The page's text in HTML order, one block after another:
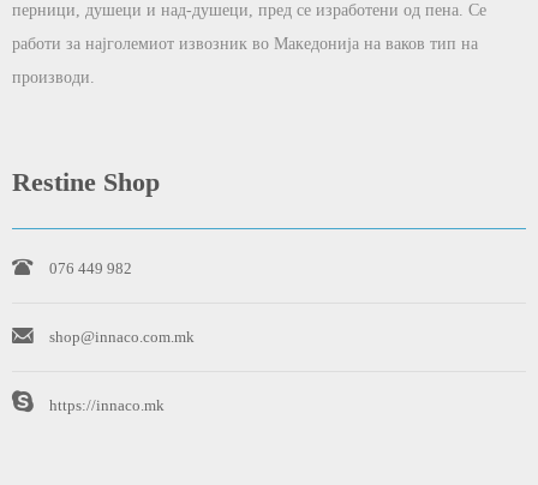
перници, душеци и над-душеци, пред се изработени од пена. Се
работи за најголемиот извозник во Македонија на ваков тип на
производи.
Restine Shop
076 449 982
shop@innaco.com.mk
https://innaco.mk